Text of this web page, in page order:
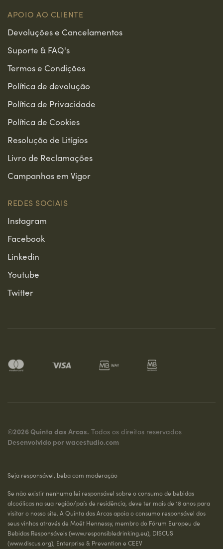
APOIO AO CLIENTE
Devoluções e Cancelamentos
Suporte & FAQ's
Termos e Condições
Política de devolução
Política de Privacidade
Política de Cookies
Resolução de Litígios
Livro de Reclamações
Campanhas em Vigor
REDES SOCIAIS
Instagram
Facebook
Linkedin
Youtube
Twitter
©2026 Quinta das Arcas. Todos os direitos reservados
Desenvolvido porwacestudio.com
Seja responsável, beba com moderação
Se não existir nenhuma lei responsável sobre o consumo de bebidas
alcoólicas na sua região/país de residência, deve ter mais de 18 anos para
visitar o nosso site. A Quinta das Arcas apoia o consumo responsável dos
seus vinhos através de Moët Hennessy, membro do Fórum Europeu de
Bebidas Responsáveis (www.responsibledrinking.eu), DISCUS
(www.discus.org), Enterprise & Prevention e CEEV